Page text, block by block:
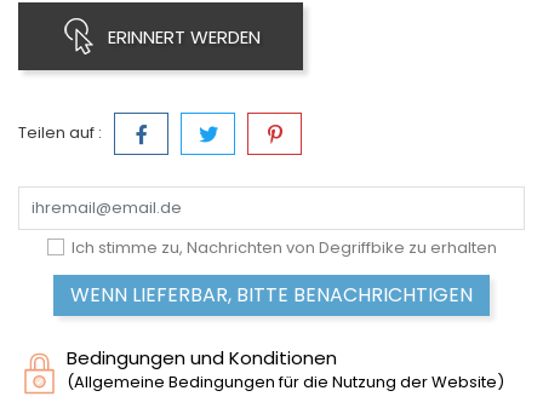
ERINNERT WERDEN
Teilen auf :
Ich stimme zu, Nachrichten von Degriffbike zu erhalten
WENN LIEFERBAR, BITTE BENACHRICHTIGEN
Bedingungen und Konditionen
(Allgemeine Bedingungen für die Nutzung der Website)